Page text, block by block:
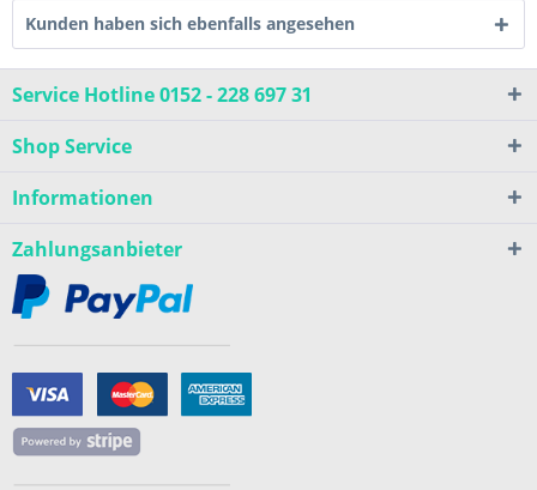
Kunden haben sich ebenfalls angesehen
Service Hotline 0152 - 228 697 31
Shop Service
Informationen
Zahlungsanbieter